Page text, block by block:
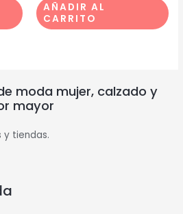
AÑADIR AL
CARRITO
moda mujer, calzado y
mayor
y tiendas.